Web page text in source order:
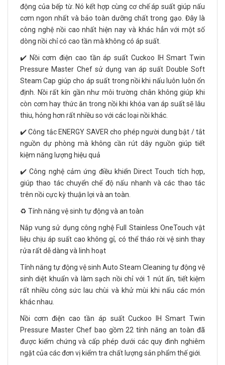
động của bếp từ. Nó kết hợp cùng cơ chế áp suất giúp nấu
cơm ngon nhất và bảo toàn dưỡng chất trong gạo. Đây là
công nghệ nồi cao nhất hiện nay và khác hẳn với một số
dòng nồi chỉ có cao tần mà không có áp suất.
✔️ Nồi cơm điện cao tần áp suất Cuckoo IH Smart Twin
Pressure Master Chef sử dụng van áp suất Double Soft
Steam Cap giúp cho áp suất trong nồi khi nấu luôn luôn ổn
định. Nồi rất kín gần như môi trường chân không giúp khi
còn cơm hay thức ăn trong nồi khi khóa van áp suất sẽ lâu
thiu, hỏng hơn rất nhiều so với các loại nồi khác.
✔️ Công tắc ENERGY SAVER cho phép người dung bật / tắt
nguồn dự phòng mà không cần rút dây nguồn giúp tiết
kiệm năng lượng hiệu quả
✔️ Công nghệ cảm ứng điều khiển Direct Touch tích hợp,
giúp thao tác chuyển chế độ nấu nhanh và các thao tác
trên nồi cực kỳ thuận lợi và an toàn.
♻️ Tính năng vệ sinh tự động và an toàn
Nắp vung sử dụng công nghệ Full Stainless OneTouch vật
liệu chịu áp suất cao không gỉ, có thể tháo rời vệ sinh thay
rửa rất dễ dàng và linh hoạt
Tính năng tự động vệ sinh Auto Steam Cleaning tự động vệ
sinh diệt khuẩn và làm sạch nồi chỉ với 1 nút ấn, tiết kiệm
rất nhiều công sức lau chùi và khử mùi khi nấu các món
khác nhau.
Nồi cơm điện cao tần áp suất Cuckoo IH Smart Twin
Pressure Master Chef bao gồm 22 tính năng an toàn đã
được kiểm chứng và cấp phép dưới các quy đinh nghiêm
ngặt của các đơn vị kiểm tra chất lượng sản phẩm thế giới.